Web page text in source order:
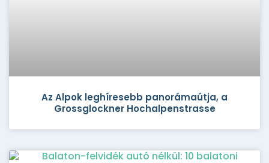
Az Alpok leghíresebb panorámaútja, a
Grossglockner Hochalpenstrasse